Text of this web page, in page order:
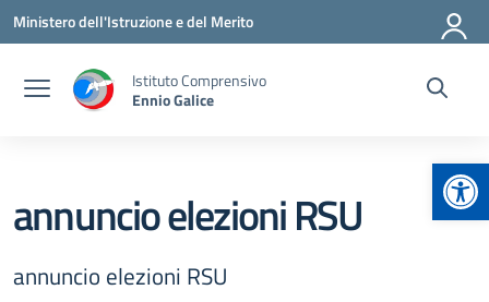
Vai ai contenuti
Vai al menu di navigazione
Vai al footer
Ministero dell'Istruzione e del Merito
Istituto Comprensivo
Ennio Galice
annuncio elezioni RSU
annuncio elezioni RSU